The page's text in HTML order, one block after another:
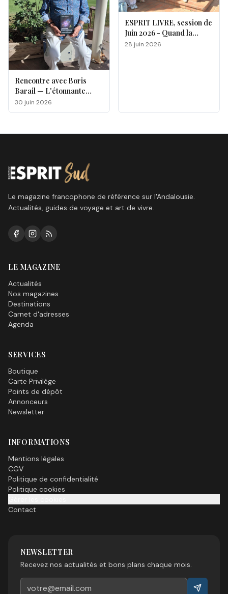
Rencontre avec Boris
Barail — L'étonnante
odyssée d'un électron
voyageur
30 juin 2026
ESPRIT LIVRE, session de
Juin 2026 - Quand la
magie opère !
28 juin 2026
Le magazine francophone de référence sur l'Andalousie.
Actualités, guides de voyage et art de vivre.
LE MAGAZINE
Actualités
Nos magazines
Destinations
Carnet d'adresses
Agenda
SERVICES
Boutique
Carte Privilège
Points de dépôt
Annonceurs
Newsletter
INFORMATIONS
Mentions légales
CGV
Politique de confidentialité
Politique cookies
Contact
NEWSLETTER
Recevez nos actualités et bons plans chaque mois.